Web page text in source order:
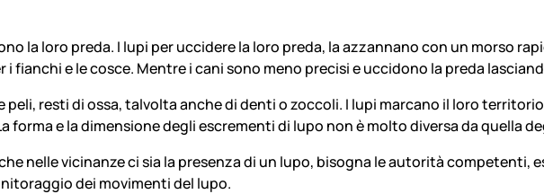
la loro preda. I lupi per uccidere la loro preda, la azzannano con un morso
fianchi e le cosce. Mentre i cani sono meno precisi e uccidono la preda
resti di ossa, talvolta anche di denti o zoccoli. I lupi marcano il loro
e la dimensione degli escrementi di lupo non è molto diversa da quella
nelle vicinanze ci sia la presenza di un lupo, bisogna le autorità competenti,
dei movimenti del lupo.